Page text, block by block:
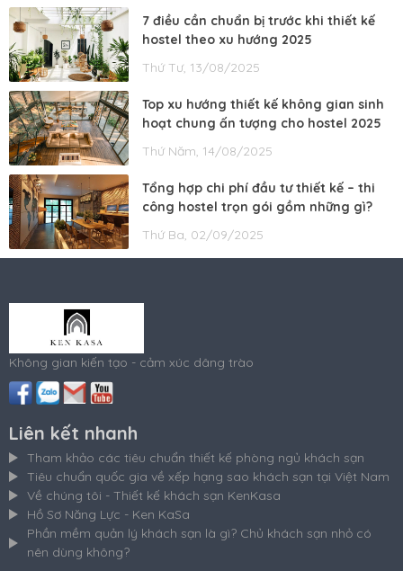
7 điều cần chuẩn bị trước khi thiết kế
hostel theo xu hướng 2025
Thứ Tư, 13/08/2025
Top xu hướng thiết kế không gian sinh
hoạt chung ấn tượng cho hostel 2025
Thứ Năm, 14/08/2025
Tổng hợp chi phí đầu tư thiết kế – thi
công hostel trọn gói gồm những gì?
Thứ Ba, 02/09/2025
Không gian kiến tạo - cảm xúc dâng trào
Liên kết nhanh
Tham khảo các tiêu chuẩn thiết kế phòng ngủ khách sạn
Tiêu chuẩn quốc gia về xếp hạng sao khách sạn tại Việt Nam
Về chúng tôi - Thiết kế khách sạn KenKasa
Hồ Sơ Năng Lực - Ken KaSa
Phần mềm quản lý khách sạn là gì? Chủ khách sạn nhỏ có
nên dùng không?